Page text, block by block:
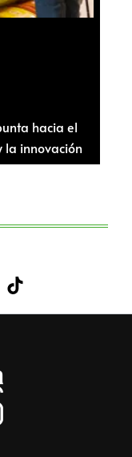
hacia el
la innovación